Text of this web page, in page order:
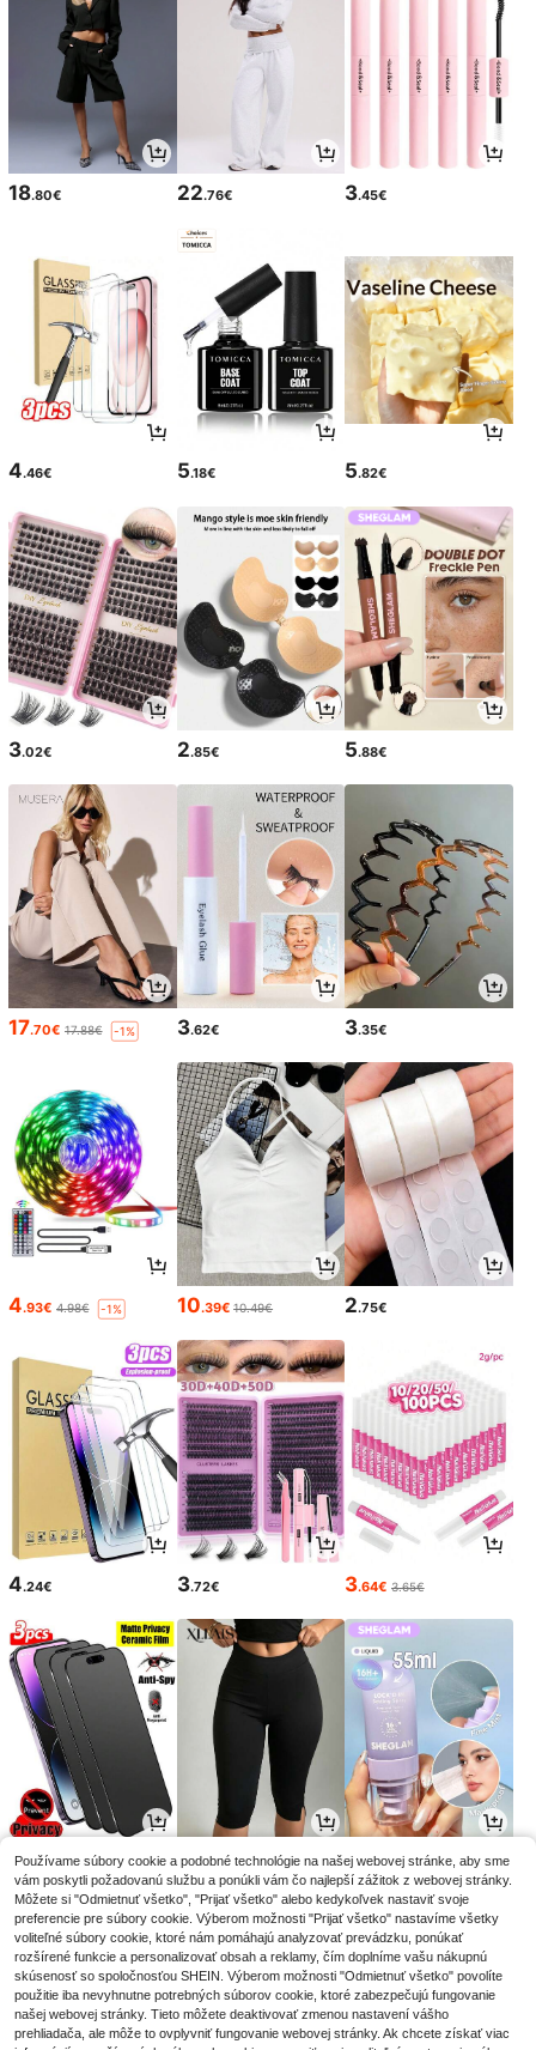
18.80€ 22.76€ 3.45€
4.46€ 5.18€ 5.82€
3.02€ 2.85€ 5.88€
17.70€ 17.88€ -1% 3.62€ 3.35€
4.93€ 4.98€ -1% 10.39€ 10.49€ 2.75€
4.24€ 3.72€ 3.64€ 3.65€
3.90€ 11.38€ 6.48€
Používame súbory cookie a podobné technológie na našej webovej stránke, aby sme
vám poskytli požadovanú službu a ponúkli vám čo najlepší zážitok z webovej stránky.
Môžete si "Odmietnuť všetko", "Prijať všetko" alebo kedykoľvek nastaviť svoje
preferencie pre súbory cookie. Výberom možnosti "Prijať všetko" nastavíme všetky
voliteľné súbory cookie, ktoré nám pomáhajú analyzovať prevádzku, ponúkať
rozšírené funkcie a personalizovať obsah a reklamy, čím doplníme vašu nákupnú
skúsenosť so spoločnosťou SHEIN. Výberom možnosti "Odmietnuť všetko" povolíte
použitie iba nevyhnutne potrebných súborov cookie, ktoré zabezpečujú fungovanie
našej webovej stránky. Tieto môžete deaktivovať zmenou nastavení vášho
prehliadača, ale môže to ovplyvniť fungovanie webovej stránky. Ak chcete získať viac